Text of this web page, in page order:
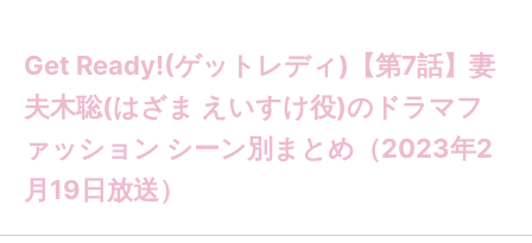
Get Ready!(ゲットレディ)【第7話】妻
夫木聡(はざま えいすけ役)のドラマフ
ァッション シーン別まとめ（2023年2
月19日放送）